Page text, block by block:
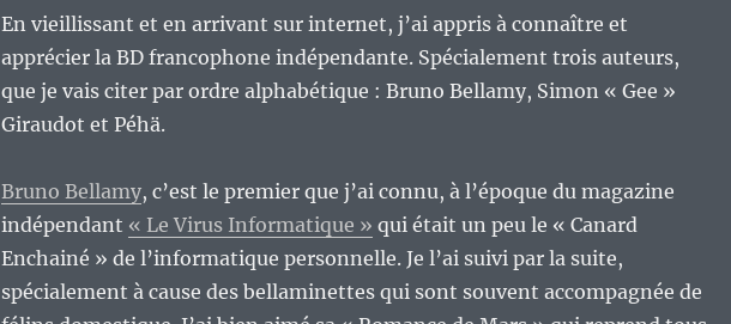
En vieillissant et en arrivant sur internet, j’ai appris à connaître et
apprécier la BD francophone indépendante. Spécialement trois auteurs,
que je vais citer par ordre alphabétique : Bruno Bellamy, Simon « Gee »
Giraudot et Péhä.
Bruno Bellamy, c’est le premier que j’ai connu, à l’époque du magazine
indépendant « Le Virus Informatique » qui était un peu le « Canard
Enchainé » de l’informatique personnelle. Je l’ai suivi par la suite,
spécialement à cause des bellaminettes qui sont souvent accompagnée de